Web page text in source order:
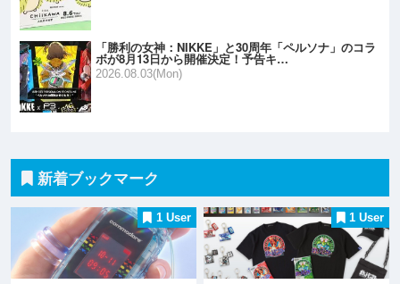
「勝利の女神：NIKKE」と30周年「ペルソナ」のコラ
ボが8月13日から開催決定！予告キ…
2026.08.03(Mon)
新着ブックマーク
1 User 1 User